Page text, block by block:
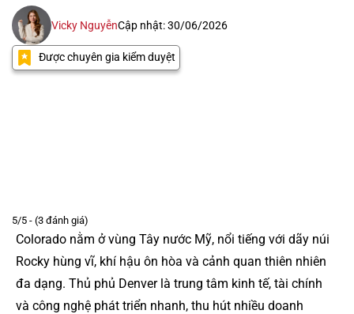
Vicky NguyễnCập nhật: 30/06/2026
Được chuyên gia kiểm duyệt
5/5 - (3 đánh giá)
Colorado nằm ở vùng Tây nước Mỹ, nổi tiếng với dãy núi
Rocky hùng vĩ, khí hậu ôn hòa và cảnh quan thiên nhiên
đa dạng. Thủ phủ Denver là trung tâm kinh tế, tài chính
và công nghệ phát triển nhanh, thu hút nhiều doanh